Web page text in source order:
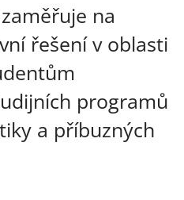
na
řešení v oblasti
programů
a příbuzných